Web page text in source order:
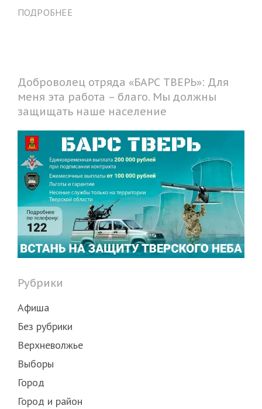
ПОДРОБНЕЕ
Доброволец отряда «БАРС ТВЕРЬ»: Для
меня эта работа – благо. Мы должны
защищать наше население
Рубрики
Афиша
Без рубрики
Верхневолжье
Выборы
Город
Город и район